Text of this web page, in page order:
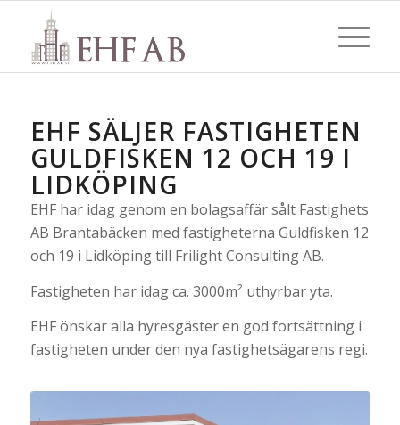
EHF SÄLJER FASTIGHETEN
GULDFISKEN 12 OCH 19 I
LIDKÖPING
EHF har idag genom en bolagsaffär sålt Fastighets
AB Brantabäcken med fastigheterna Guldfisken 12
och 19 i Lidköping till Frilight Consulting AB.
Fastigheten har idag ca. 3000m² uthyrbar yta.
EHF önskar alla hyresgäster en god fortsättning i
fastigheten under den nya fastighetsägarens regi.